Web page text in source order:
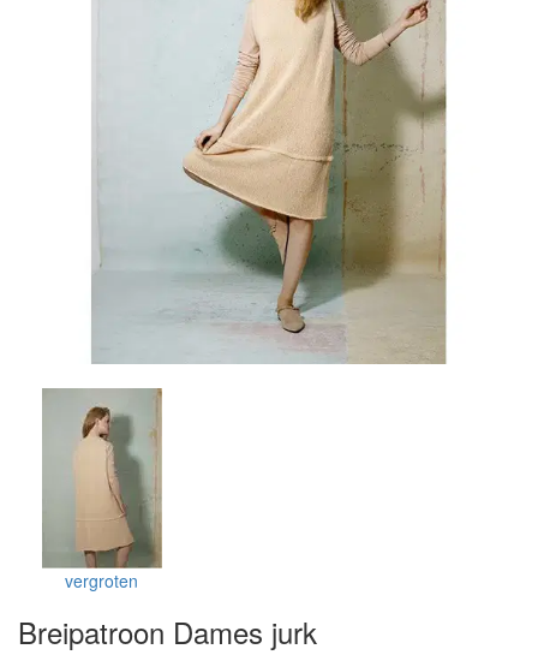
vergroten
Breipatroon Dames jurk